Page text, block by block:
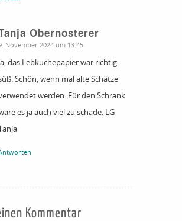
Obernosterer
sagte:
November 2024 um 13:45
Ja, das Lebkuchepapier war richtig
Schön, wenn mal alte Schätze
werden. Für den Schrank
es ja auch viel zu schade. LG
Tanja
Kommentar